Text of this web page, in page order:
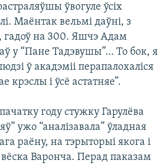
ўвогуле ўсіх
Маёнтак вельмі даўні, з
гадоў на 300. Яшчэ Адам
у “Пане Тадэвушы”… То бок, я
ў акадэміі перапалохаліся
крэслы і ўсё астатняе”.
году стужку Гарулёва
ужо “аналізавала” ўладная
раёну, на тэрыторыі якога і
Варонча. Перад паказам